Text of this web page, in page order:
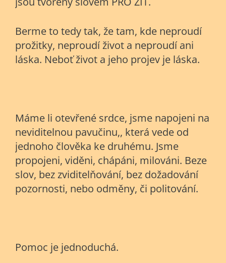
Berme to tedy tak, že tam, kde neproudí
prožitky, neproudí život a neproudí ani
láska. Neboť život a jeho projev je láska.
Máme li otevřené srdce, jsme napojeni na
neviditelnou pavučinu,, která vede od
jednoho člověka ke druhému. Jsme
propojeni, viděni, chápáni, milováni. Beze
slov, bez zviditelňování, bez dožadování
pozornosti, nebo odměny, či politování.
Pomoc je jednoduchá.